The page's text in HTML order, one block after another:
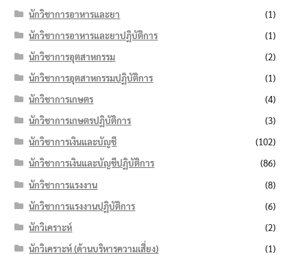
นักวิชาการอาหารและยา
(1)
นักวิชาการอาหารและยาปฏิบัติการ
(1)
นักวิชาการอุตสาหกรรม
(2)
นักวิชาการอุตสาหกรรมปฏิบัติการ
(1)
นักวิชาการเกษตร
(4)
นักวิชาการเกษตรปฏิบัติการ
(3)
นักวิชาการเงินและบัญชี
(102)
นักวิชาการเงินและบัญชีปฏิบัติการ
(86)
นักวิชาการแรงงาน
(8)
นักวิชาการแรงงานปฏิบัติการ
(6)
นักวิเคราะห์
(2)
นักวิเคราะห์ (ด้านบริหารความเสี่ยง)
(1)